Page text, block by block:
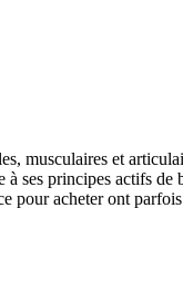
musculaires et
ses principes actifs
acheter ont